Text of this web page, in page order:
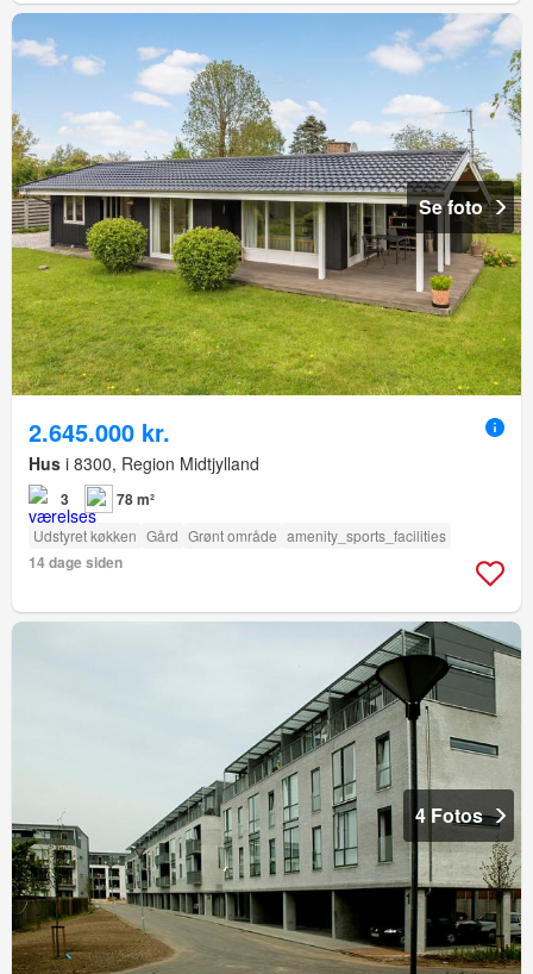
Se foto
2.645.000 kr.
Hus i 8300, Region Midtjylland
3 78 m²
Udstyret køkken Gård Grønt område amenity_sports_facilities
14 dage siden
4 Fotos